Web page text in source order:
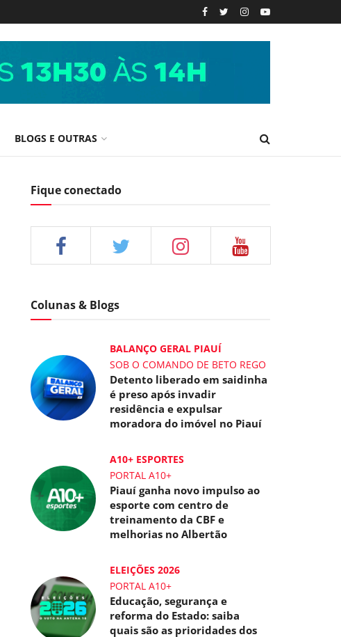
BLOGS E OUTRAS
Fique conectado
Colunas & Blogs
BALANÇO GERAL PIAUÍ
SOB O COMANDO DE BETO REGO
Detento liberado em saidinha
é preso após invadir
residência e expulsar
moradora do imóvel no Piauí
A10+ ESPORTES
PORTAL A10+
Piauí ganha novo impulso ao
esporte com centro de
treinamento da CBF e
melhorias no Albertão
ELEIÇÕES 2026
PORTAL A10+
Educação, segurança e
reforma do Estado: saiba
quais são as prioridades dos